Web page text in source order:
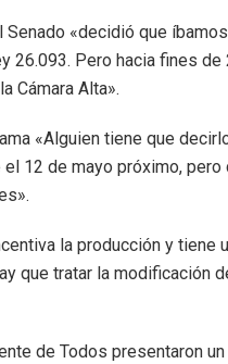
«decidió que
Pero hacia fines de
Cámara Alta».
«Alguien tiene que
12 de mayo próximo,
la producción y tiene
que tratar la modificación
de Todos presentaron